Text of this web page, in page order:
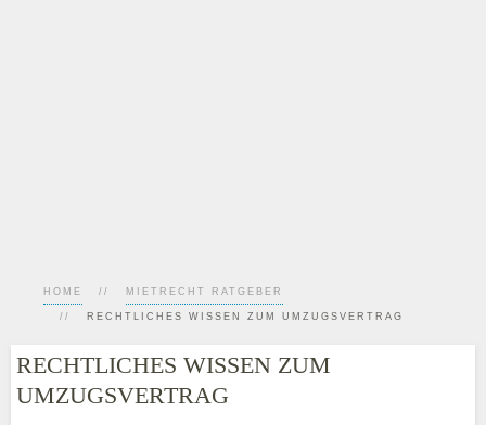
HOME MIETRECHT RATGEBER
RECHTLICHES WISSEN ZUM UMZUGSVERTRAG
RECHTLICHES WISSEN ZUM
UMZUGSVERTRAG